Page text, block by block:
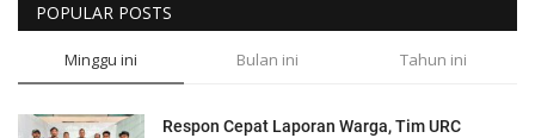
POPULAR POSTS
Minggu ini Bulan ini Tahun ini
Respon Cepat Laporan Warga, Tim URC